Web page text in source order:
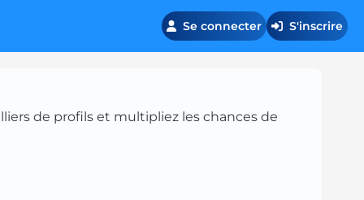
Se connecter S'inscrire
de profils et multipliez les chances de